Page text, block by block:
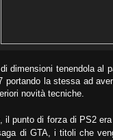
dimensioni tenendola al
portando la stessa ad
novità tecniche.
punto di forza di PS2
di GTA, i titoli che